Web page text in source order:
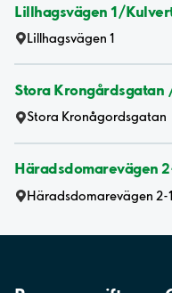
Lillhagsvägen 1/
Lillhagsvägen 1
Stora Krongårdsgatan
Stora Kronågordsgatan
Häradsdomarevägen
Häradsdomarevägen 2-